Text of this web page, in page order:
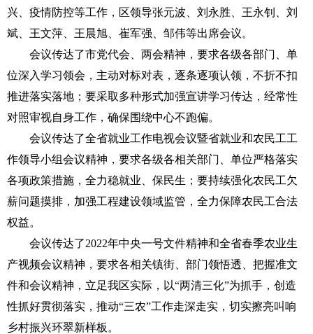
兴、疫情防控等工作，区领导张元波、刘永胜、王永钊、刘
斌、王文萍、王晨旭、崔军强、邹伟等出席会议。
会议传达了市党代会、两会精神，要求各级各部门、单
位深入学习领会，主动对标对表，逐条逐项认领，不折不扣
推进落实落地；要采取多种形式加强宣讲学习传达，经常性
对照审视自身工作，确保围绕中心不跑偏。
会议传达了全省就业工作电视会议暨省就业和农民工工
作领导小组会议精神，要求各级各相关部门、单位严格落实
各项政策措施，全力稳就业、保民生；要持续强化农民工欠
薪问题摸排，加强工程建设领域监管，全力保障农民工合法
权益。
会议传达了2022年中央一号文件精神和全省春季农业生
产视频会议精神，要求各相关镇街、部门领悟透、把握准文
件和会议精神，立足我区实际，以“两清三化”为抓手，创造
性抓好贯彻落实，推动“三农”工作走深走实，切实擦亮叫响
乡村振兴环翠新样板。